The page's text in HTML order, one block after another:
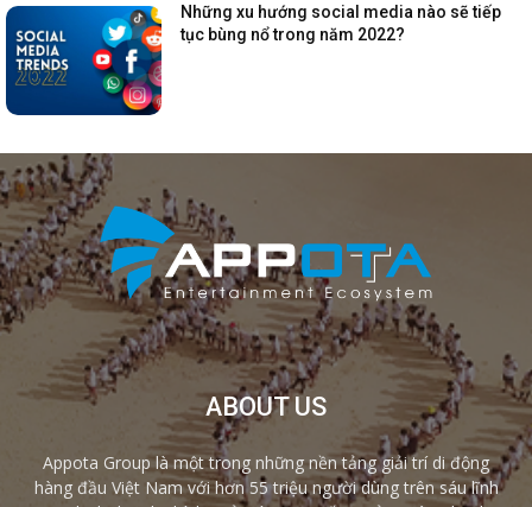
Những xu hướng social media nào sẽ tiếp
tục bùng nổ trong năm 2022?
ABOUT US
Appota Group là một trong những nền tảng giải trí di động
hàng đầu Việt Nam với hơn 55 triệu người dùng trên sáu lĩnh